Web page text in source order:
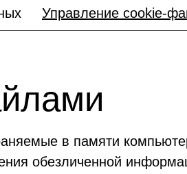
Управление сookie-
в памяти
обезличенной